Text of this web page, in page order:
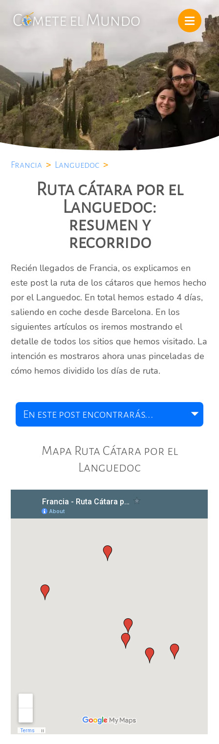
Francia > Languedoc >
Ruta cátara por el
Languedoc:
resumen y
recorrido
Recién llegados de Francia, os explicamos en
este post la ruta de los cátaros que hemos hecho
por el Languedoc. En total hemos estado 4 días,
saliendo en coche desde Barcelona. En los
siguientes artículos os iremos mostrando el
detalle de todos los sitios que hemos visitado. La
intención es mostraros ahora unas pinceladas de
cómo hemos dividido los días de ruta.
Mapa Ruta Cátara por el
Languedoc